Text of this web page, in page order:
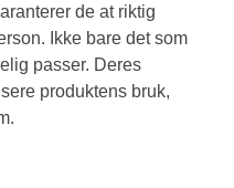
de at riktig
Ikke bare det som
passer. Deres
produktens bruk,